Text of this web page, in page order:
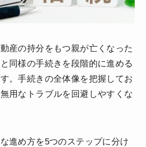
産の持分をもつ親が亡くなった
同様の手続きを段階的に進める
。手続きの全体像を把握してお
用なトラブルを回避しやすくな
進め方を5つのステップに分け